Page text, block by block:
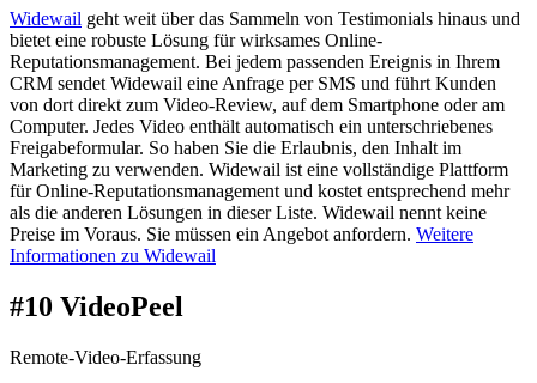
Widewail geht weit über das Sammeln von Testimonials hinaus und
bietet eine robuste Lösung für wirksames Online-
Reputationsmanagement. Bei jedem passenden Ereignis in Ihrem
CRM sendet Widewail eine Anfrage per SMS und führt Kunden
von dort direkt zum Video-Review, auf dem Smartphone oder am
Computer. Jedes Video enthält automatisch ein unterschriebenes
Freigabeformular. So haben Sie die Erlaubnis, den Inhalt im
Marketing zu verwenden. Widewail ist eine vollständige Plattform
für Online-Reputationsmanagement und kostet entsprechend mehr
als die anderen Lösungen in dieser Liste. Widewail nennt keine
Preise im Voraus. Sie müssen ein Angebot anfordern. Weitere
Informationen zu Widewail
#10 VideoPeel
Remote-Video-Erfassung